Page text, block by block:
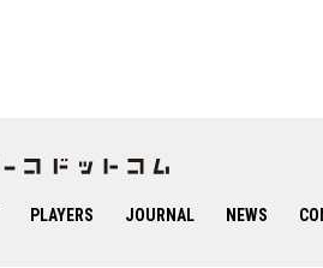
PLAYERS JOURNAL NEWS